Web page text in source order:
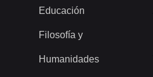
Educación
Filosofía y
Humanidades